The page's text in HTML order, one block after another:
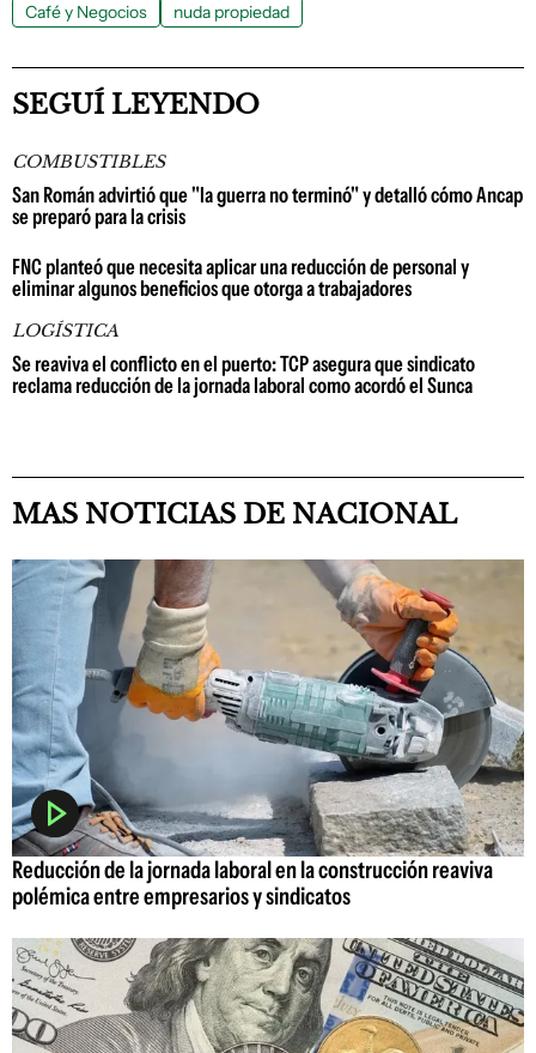
Café y Negocios nuda propiedad
SEGUÍ LEYENDO
COMBUSTIBLES
San Román advirtió que "la guerra no terminó" y detalló cómo Ancap
se preparó para la crisis
FNC planteó que necesita aplicar una reducción de personal y
eliminar algunos beneficios que otorga a trabajadores
LOGÍSTICA
Se reaviva el conflicto en el puerto: TCP asegura que sindicato
reclama reducción de la jornada laboral como acordó el Sunca
MAS NOTICIAS DE NACIONAL
Reducción de la jornada laboral en la construcción reaviva
polémica entre empresarios y sindicatos